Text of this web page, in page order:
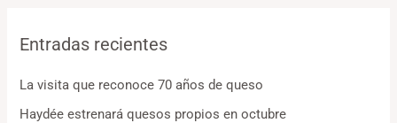
Entradas recientes
La visita que reconoce 70 años de queso
Haydée estrenará quesos propios en octubre